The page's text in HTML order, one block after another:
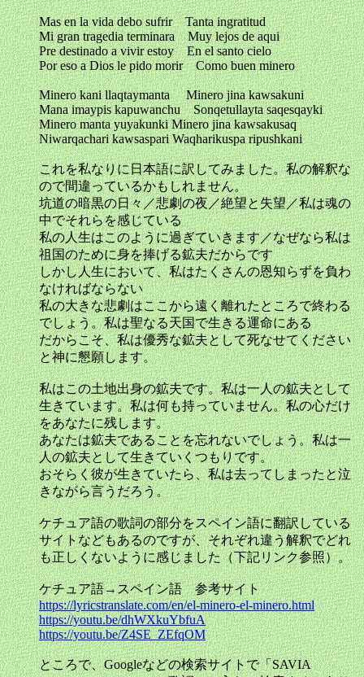
Mas en la vida debo sufrir Tanta ingratitud
Mi gran tragedia terminara Muy lejos de aqui
Pre destinado a vivir estoy En el santo cielo
Por eso a Dios le pido morir Como buen minero
Minero kani llaqtaymanta Minero jina kawsakuni
Mana imaypis kapuwanchu Sonqetullayta saqesqayki
Minero manta yuyakunki Minero jina kawsakusaq
Niwarqachari kawsaspari Waqharikuspa ripushkani
これを私なりに日本語に訳してみました。私の解釈な
ので間違っているかもしれません。
坑道の暗黒の日々／悲劇の夜／絶望と失望／私は魂の
中でそれらを感じている
私の人生はこのように過ぎていきます／なぜなら私は
祖国のために身を捧げる鉱夫だからです
しかし人生において、私はたくさんの恩知らずを負わ
なければならない
私の大きな悲劇はここから遠く離れたところで終わる
でしょう。私は聖なる天国で生きる運命にある
だからこそ、私は優秀な鉱夫として死なせてください
と神に懇願します。
私はこの土地出身の鉱夫です。私は一人の鉱夫として
生きています。私は何も持っていません。私の心だけ
をあなたに残します。
あなたは鉱夫であることを忘れないでしょう。私は一
人の鉱夫として生きていくつもりです。
おそらく彼が生きていたら、私は去ってしまったと泣
きながら言うだろう。
ケチュア語の歌詞の部分をスペイン語に翻訳している
サイトなどもあるのですが、それぞれ違う解釈でどれ
も正しくないように感じました（下記リンク参照）。
ケチュア語→スペイン語 参考サイト
https://lyricstranslate.com/en/el-minero-el-minero.html
https://youtu.be/dhWXkuYbfuA
https://youtu.be/Z4SE_ZEfqOM
ところで、Googleなどの検索サイトで「SAVIA